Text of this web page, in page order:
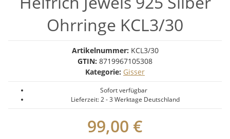
Ohrringe KCL3/30
Artikelnummer: KCL3/30
GTIN: 8719967105308
Kategorie: Gisser
Sofort verfügbar
Lieferzeit:2 - 3 Werktage Deutschland
99,00 €